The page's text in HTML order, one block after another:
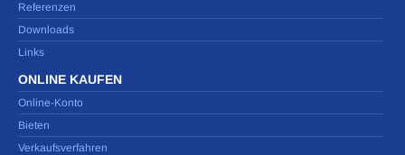
Referenzen
Downloads
Links
ONLINE KAUFEN
Online-Konto
Bieten
Verkaufsverfahren